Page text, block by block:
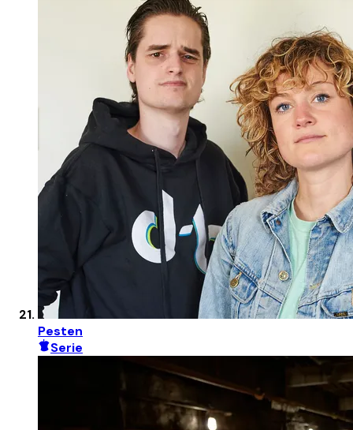
Pesten
Serie